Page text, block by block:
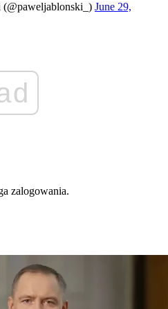
June 29,
zalogowania.